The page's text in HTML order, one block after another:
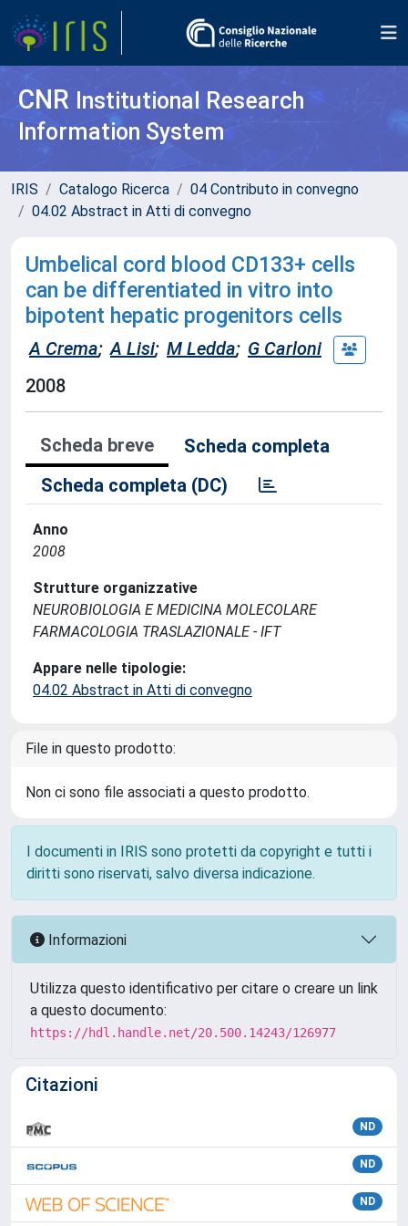
CNR Institutional Research
Information System
IRIS Catalogo Ricerca
04 Contributo in convegno
04.02 Abstract in Atti di convegno
Umbelical cord blood CD133+ cells
can be differentiated in vitro into
bipotent hepatic progenitors cells
A Crema; A Lisi; M Ledda; G Carloni
2008
Scheda breve
Scheda completa
Scheda completa (DC)
Anno
2008
Strutture organizzative
NEUROBIOLOGIA E MEDICINA MOLECOLARE
FARMACOLOGIA TRASLAZIONALE - IFT
Appare nelle tipologie:
04.02 Abstract in Atti di convegno
File in questo prodotto:
Non ci sono file associati a questo prodotto.
I documenti in IRIS sono protetti da copyright e tutti i
diritti sono riservati, salvo diversa indicazione.
Informazioni
Utilizza questo identificativo per citare o creare un link
a questo documento:
https://hdl.handle.net/20.500.14243/126977
Citazioni
ND
ND
ND